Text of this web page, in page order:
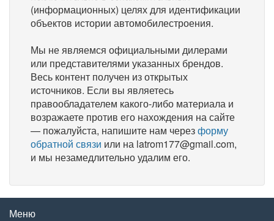
(информационных) целях для идентификации
объектов истории автомобилестроения.
Мы не являемся официальными дилерами
или представителями указанных брендов.
Весь контент получен из открытых
источников. Если вы являетесь
правообладателем какого-либо материала и
возражаете против его нахождения на сайте
— пожалуйста, напишите нам черезформу
обратной связи или на latrom177@gmail.com,
и мы незамедлительно удалим его.
Меню